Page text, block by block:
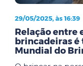
29/05/2025, às 16:39
Relação entre
brincadeiras é
Mundial do